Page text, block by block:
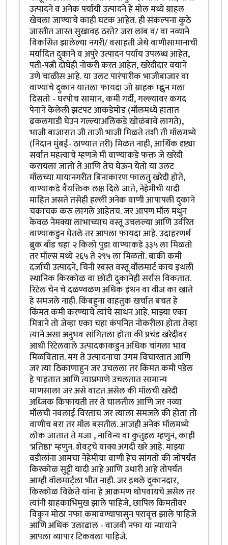
उत्पादने व अनेक पर्यायी उत्पादने हे मोल मध्ये ग्राहल
खेचला जाण्याचे काही घटक आहेत. ही संकल्पना कुठे
जास्तीत जास्त सुखावह ठरते? जरा लांब व/ वा नव्याने
विकसित झालेल्या नगरी/ वसाहती जेथे वाणीसामानाची
मर्यादित दुकाने व अपुरे उत्पादन पर्याय उपलब्ध आहेत,
पती-पत्नी दोघेही नोकरी करत आहेत, खरेदीदार वयाने
उणे चाळीस आहे. या उलट पारंपारीक भाजीबाजार वा
वाण्याचे दुकान यातला फायदा जो ग्राहक म्ह्णुन मला
दिसतो - घरपोच सामान, कमी गर्दी, गल्ल्यावर कगद
पेनाने केलेली झटपट आकडेमोड (मॉलमध्ये हातात
ढकलगाडी घेउन गल्ल्याअलिकडे खोळंबावे लागते),
भाजी बाजारात जी ताजी भाजी मिळते तशी ती मॉलमध्ये
(निदान मुंबई- ठाण्यात तरी) मिळत नाही, आर्थिक दृष्ट्या
सर्वात महत्वाचे म्हणजे मी वाण्याकडे फक्त जे खरेदी
करायला जातो ते आणि तेच घेऊन येतो या उलट
मॉलच्या मायानगरीत बिनाकारण फालतु खरेदी होते,
वाण्याकडे वैयक्तिक लक्ष दिले जाते, नेहेमीची यादी
माहित असते तसेही हल्ली अनेक वाणी आपापली दुकाने
चकाचक करु लागले आहेतच. जर आपण मॉल मधुन
केवळ नेमक्या लाभाच्याच वस्तू उचलल्या आणि उर्वरित
वाण्याकडुन घेतले तर आपला फायदा आहे. उदाहरणर्थ
ब्रुक बाँड चहा २ किलो पुडा वाण्याकडे ३३५ ला मिळतो
तर मॉल्स मध्ये २६५ ते २९५ ला मिळतो. बाकी कमी
दर्जाची उत्पादने, चिनी स्वस्त वस्तू वॉलमार्ट काय इथली
स्थानिक किरकोळ वा छोटी दुकानेही सर्रास विकतात.
रिटेल चेन चे दळण्वळण अधिक इंधन वा वीज का खाते
हे समजले नाही. किंबहुना वाहतुक खर्चात बचत हे
किंमत कमी करण्याचे त्यांचे साधन आहे. माझ्या एका
मित्राने तो जेव्हा एका चहा कंपनित नोकरीला होता तेव्हा
त्याने असा अनुभव सांगितला होता की प्रचंड खरेदीवर
आधी रिटेलवाले उत्पादकाकडुन अधिक चांगला भाव
मिळवितात. मग ते उत्पादनाचा उगम विचारतात आणि
जर त्या ठिकाणाहुन जर उचलला तर किंमत कमी पडेल
हे पाहतात आणि त्याप्रमाणे उचलतात सामान्य
माणसाला जर असे वाटत असेल की मॉलची खरेदी
अध्जिक किफायती तर ते चालतील आणि जर नव्या
मॉलची नवलाई विरताच जर त्याला समजले की होता तो
वाणीच बरा तर मॉल बसतील. आजही अनेक मॉलमध्ये
लोक जातात ते मजा , नाविन्य वा कुतुहल म्हणुन, काही
'प्रतिष्ठा' म्हणुन. शेवट्चे वाक्य अगदी खरे आहे. माझ्या
वडीलांना आमचा नेहेमीचा वाणी हेच सांगतो की जोपर्यंत
किरकोळ सुट्टी यादी आहे आणि उधारी आहे तोपर्यंत
आम्ही वॉलमार्ट्ला भीत नाही. जर इथले दुकानदार,
किरकोळ विक्रेते यांना हे आक्रमण थोपवायचे असेल तर
त्यांनी ग्राहकाभिमुख झाले पाहिजे, छापिल किमतीवर
विकुन मोठा नफा कमावण्यापासुन परावृत्त झाले पाहिजे
आणि अधिक उलाढाल - वाजवी नफा या न्यायाने
आपला व्यापार टिकवला पाहिजे.